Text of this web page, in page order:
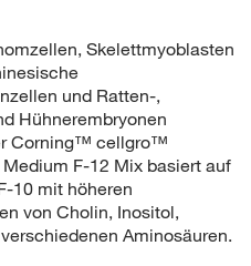
Skelettmyoblasten
und Ratten-,
Hühnerembryonen
Corning™ cellgro™
F-12 Mix basiert auf
10 mit höheren
von Cholin, Inositol,
Aminosäuren.